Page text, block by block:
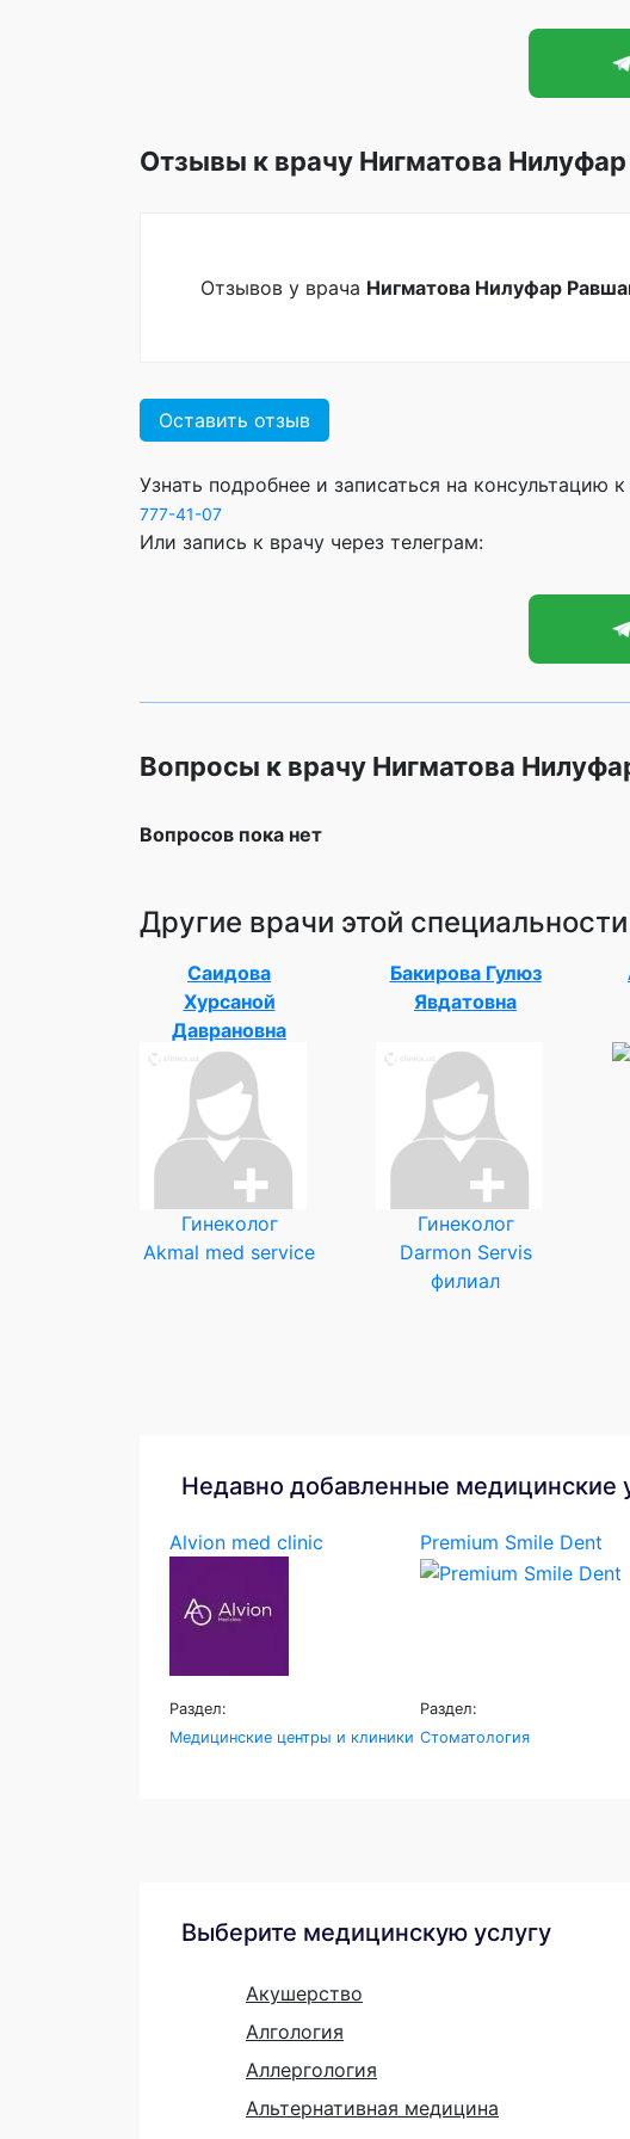
Отзывы к врачу Нигматова
Отзывов у врача Нигматова Нилуфар
Оставить отзыв
Узнать подробнее и записаться на
777-41-07
Или запись к врачу через телеграм:
Вопросы к врачу Нигматова
Вопросов пока нет
Другие врачи этой специальности
Саидова
Хурсаной
Даврановна
Гинеколог
Akmal med service
Бакирова Гулюз
Явдатовна
Гинеколог
Darmon Servis
филиал
Недавно добавленные медицинские
Alvion med clinic
Раздел:
Медицинские центры и клиники
Premium Smile Dent
Раздел:
Стоматология
Выберите медицинскую услугу
Акушерство
Алгология
Аллергология
Альтернативная медицина